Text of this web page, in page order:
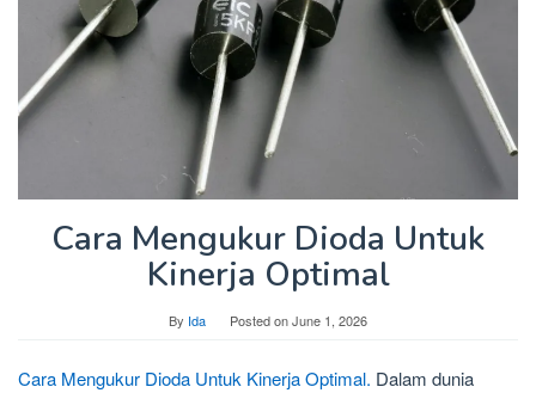
Cara Mengukur Dioda Untuk
Kinerja Optimal
By Ida Posted onJune 1, 2026
Cara Mengukur Dioda Untuk Kinerja Optimal. Dalam dunia